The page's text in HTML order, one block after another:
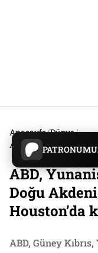
Anasayfa/Dünya/
ABD,
Doğu
Houston’da
ABD, Güney